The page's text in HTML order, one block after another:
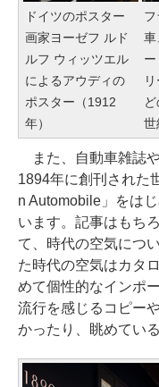
ドイツのポスター
画家ヨーゼフ ルド
ルフ ウィッツエル
によるアウディの
ポスター（1912
年）
車
世
また、自動車雑誌
1894年に創刊された
n Automobile」をは
います。記事はもち
て、時代の空気につ
た時代の空気はカタ
めて個性的なインポ
流行を感じるコピー
かったり、眺めてい